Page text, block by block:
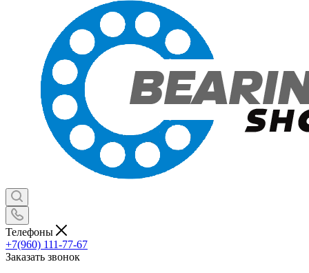
Телефоны
+7(960) 111-77-67
Заказать звонок